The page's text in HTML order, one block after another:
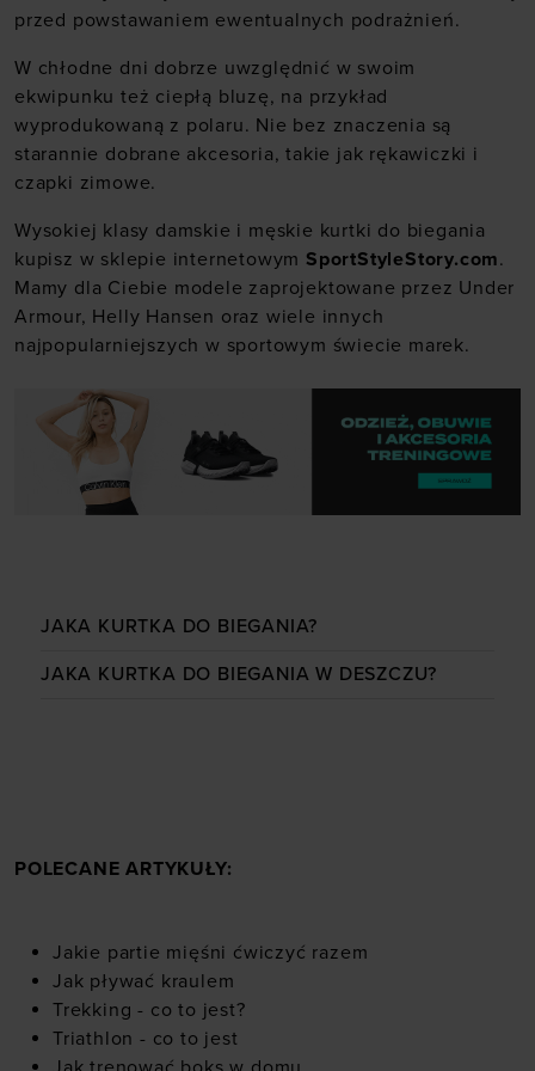
przed powstawaniem ewentualnych podrażnień.
W chłodne dni dobrze uwzględnić w swoim
ekwipunku też ciepłą bluzę, na przykład
wyprodukowaną z polaru. Nie bez znaczenia są
starannie dobrane akcesoria, takie jak rękawiczki i
czapki zimowe.
Wysokiej klasy damskie i męskie kurtki do biegania
kupisz w sklepie internetowym SportStyleStory.com.
Mamy dla Ciebie modele zaprojektowane przez Under
Armour, Helly Hansen oraz wiele innych
najpopularniejszych w sportowym świecie marek.
JAKA KURTKA DO BIEGANIA?
JAKA KURTKA DO BIEGANIA W DESZCZU?
POLECANE ARTYKUŁY:
Jakie partie mięśni ćwiczyć razem
Jak pływać kraulem
Trekking - co to jest?
Triathlon - co to jest